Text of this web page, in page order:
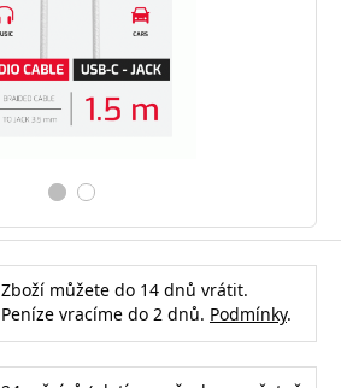
Zboží můžete do 14 dnů vrátit.
Peníze vracíme do 2 dnů. Podmínky.